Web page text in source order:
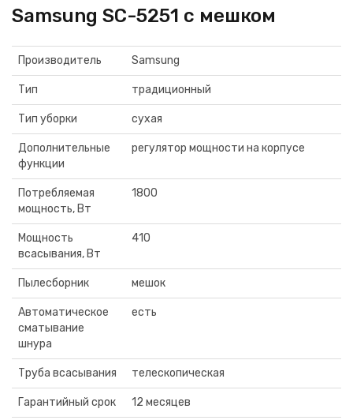
Samsung SC-5251 с мешком
Производитель Samsung
Тип традиционный
Тип уборки сухая
Дополнительные
функции
регулятор мощности на корпусе
Потребляемая
мощность, Вт
1800
Мощность
всасывания, Вт
410
Пылесборник мешок
Автоматическое
сматывание
шнура
есть
Труба всасывания телескопическая
Гарантийный срок 12 месяцев